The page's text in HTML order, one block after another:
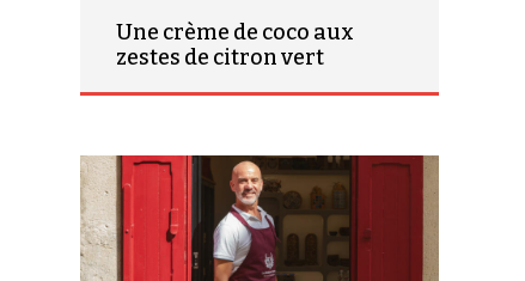
Une crème de coco aux
zestes de citron vert